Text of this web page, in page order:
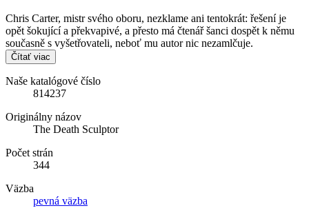
Chris Carter, mistr svého oboru, nezklame ani tentokrát: řešení je
opět šokující a překvapivé, a přesto má čtenář šanci dospět k němu
současně s vyšetřovateli, neboť mu autor nic nezamlčuje.
Čítať viac
Naše katalógové číslo
814237
Originálny názov
The Death Sculptor
Počet strán
344
Väzba
pevná väzba